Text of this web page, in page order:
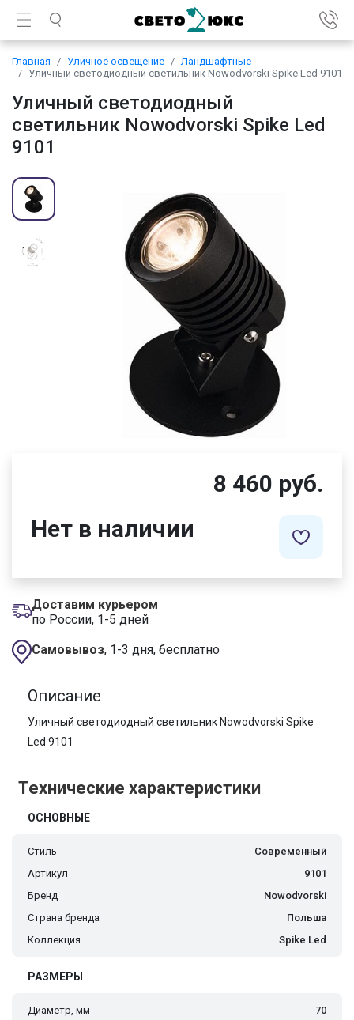
Главная Уличное освещение
Ландшафтные
Уличный светодиодный светильник Nowodvorski Spike Led 9101
Уличный светодиодный
светильник Nowodvorski Spike Led
9101
8 460 руб.
Нет в наличии
Доставим курьером
по России, 1-5 дней
Самовывоз, 1-3 дня, бесплатно
Описание
Уличный светодиодный светильник Nowodvorski Spike
Led 9101
Технические характеристики
ОСНОВНЫЕ
Стиль
Современный
Артикул
9101
Бренд
Nowodvorski
Страна бренда
Польша
Коллекция
Spike Led
РАЗМЕРЫ
Диаметр, мм 70